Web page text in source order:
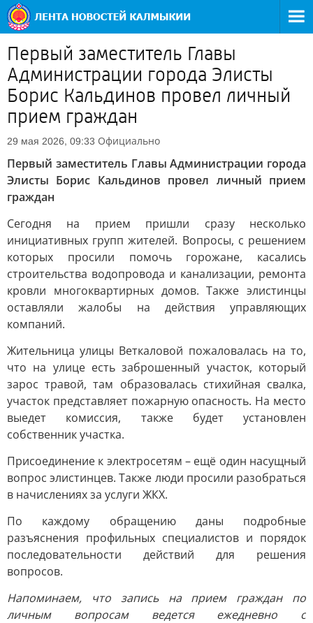
Первый заместитель Главы
Администрации города Элисты
Борис Кальдинов провел личный
прием граждан
29 мая 2026, 09:33 Официально
Первый заместитель Главы Администрации города
Элисты Борис Кальдинов провел личный прием
граждан
Сегодня на прием пришли сразу несколько
инициативных групп жителей. Вопросы, с решением
которых просили помочь горожане, касались
строительства водопровода и канализации, ремонта
кровли многоквартирных домов. Также элистинцы
оставляли жалобы на действия управляющих
компаний.
Жительница улицы Веткаловой пожаловалась на то,
что на улице есть заброшенный участок, который
зарос травой, там образовалась стихийная свалка,
участок представляет пожарную опасность. На место
выедет комиссия, также будет установлен
собственник участка.
Присоединение к электросетям – ещё один насущный
вопрос элистинцев. Также люди просили разобраться
в начислениях за услуги ЖКХ.
По каждому обращению даны подробные
разъяснения профильных специалистов и порядок
последовательности действий для решения
вопросов.
Напоминаем, что запись на прием граждан по
личным вопросам ведется ежедневно с